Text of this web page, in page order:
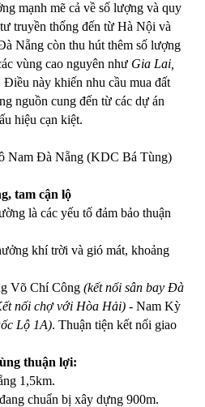
mạnh mẽ cả về số lượng và quy
truyền thống đến từ Hà Nội và
Nẵng còn thu hút thêm số lượng
vùng cao nguyên như Gia Lai,
này khiến nhu cầu mua đất
nguồn cung đến từ các dự án
hiệu cạn kiệt.
Nam Đà Nẵng (KDC Bá Tùng)
tam cận lộ
là các yếu tố đảm bảo thuận
khí trời và gió mát, khoảng
Võ Chí Công (kết nối sân bay Đà
nối chợ với Hòa Hải) - Nam Kỳ
Lộ 1A). Thuận tiện kết nối giao
thuận lợi:
1,5km.
chuẩn bị xây dựng 900m.